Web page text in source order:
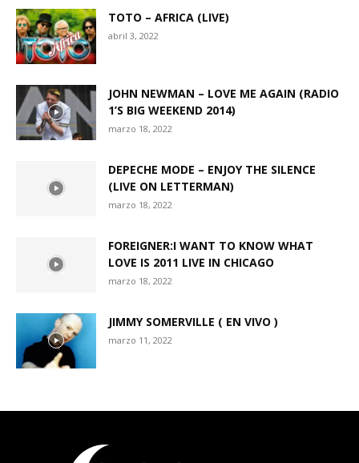
TOTO – AFRICA (LIVE)
abril 3, 2022
JOHN NEWMAN – LOVE ME AGAIN (RADIO
1’S BIG WEEKEND 2014)
marzo 18, 2022
DEPECHE MODE – ENJOY THE SILENCE
(LIVE ON LETTERMAN)
marzo 18, 2022
FOREIGNER:I WANT TO KNOW WHAT
LOVE IS 2011 LIVE IN CHICAGO
marzo 18, 2022
JIMMY SOMERVILLE ( EN VIVO )
marzo 11, 2022